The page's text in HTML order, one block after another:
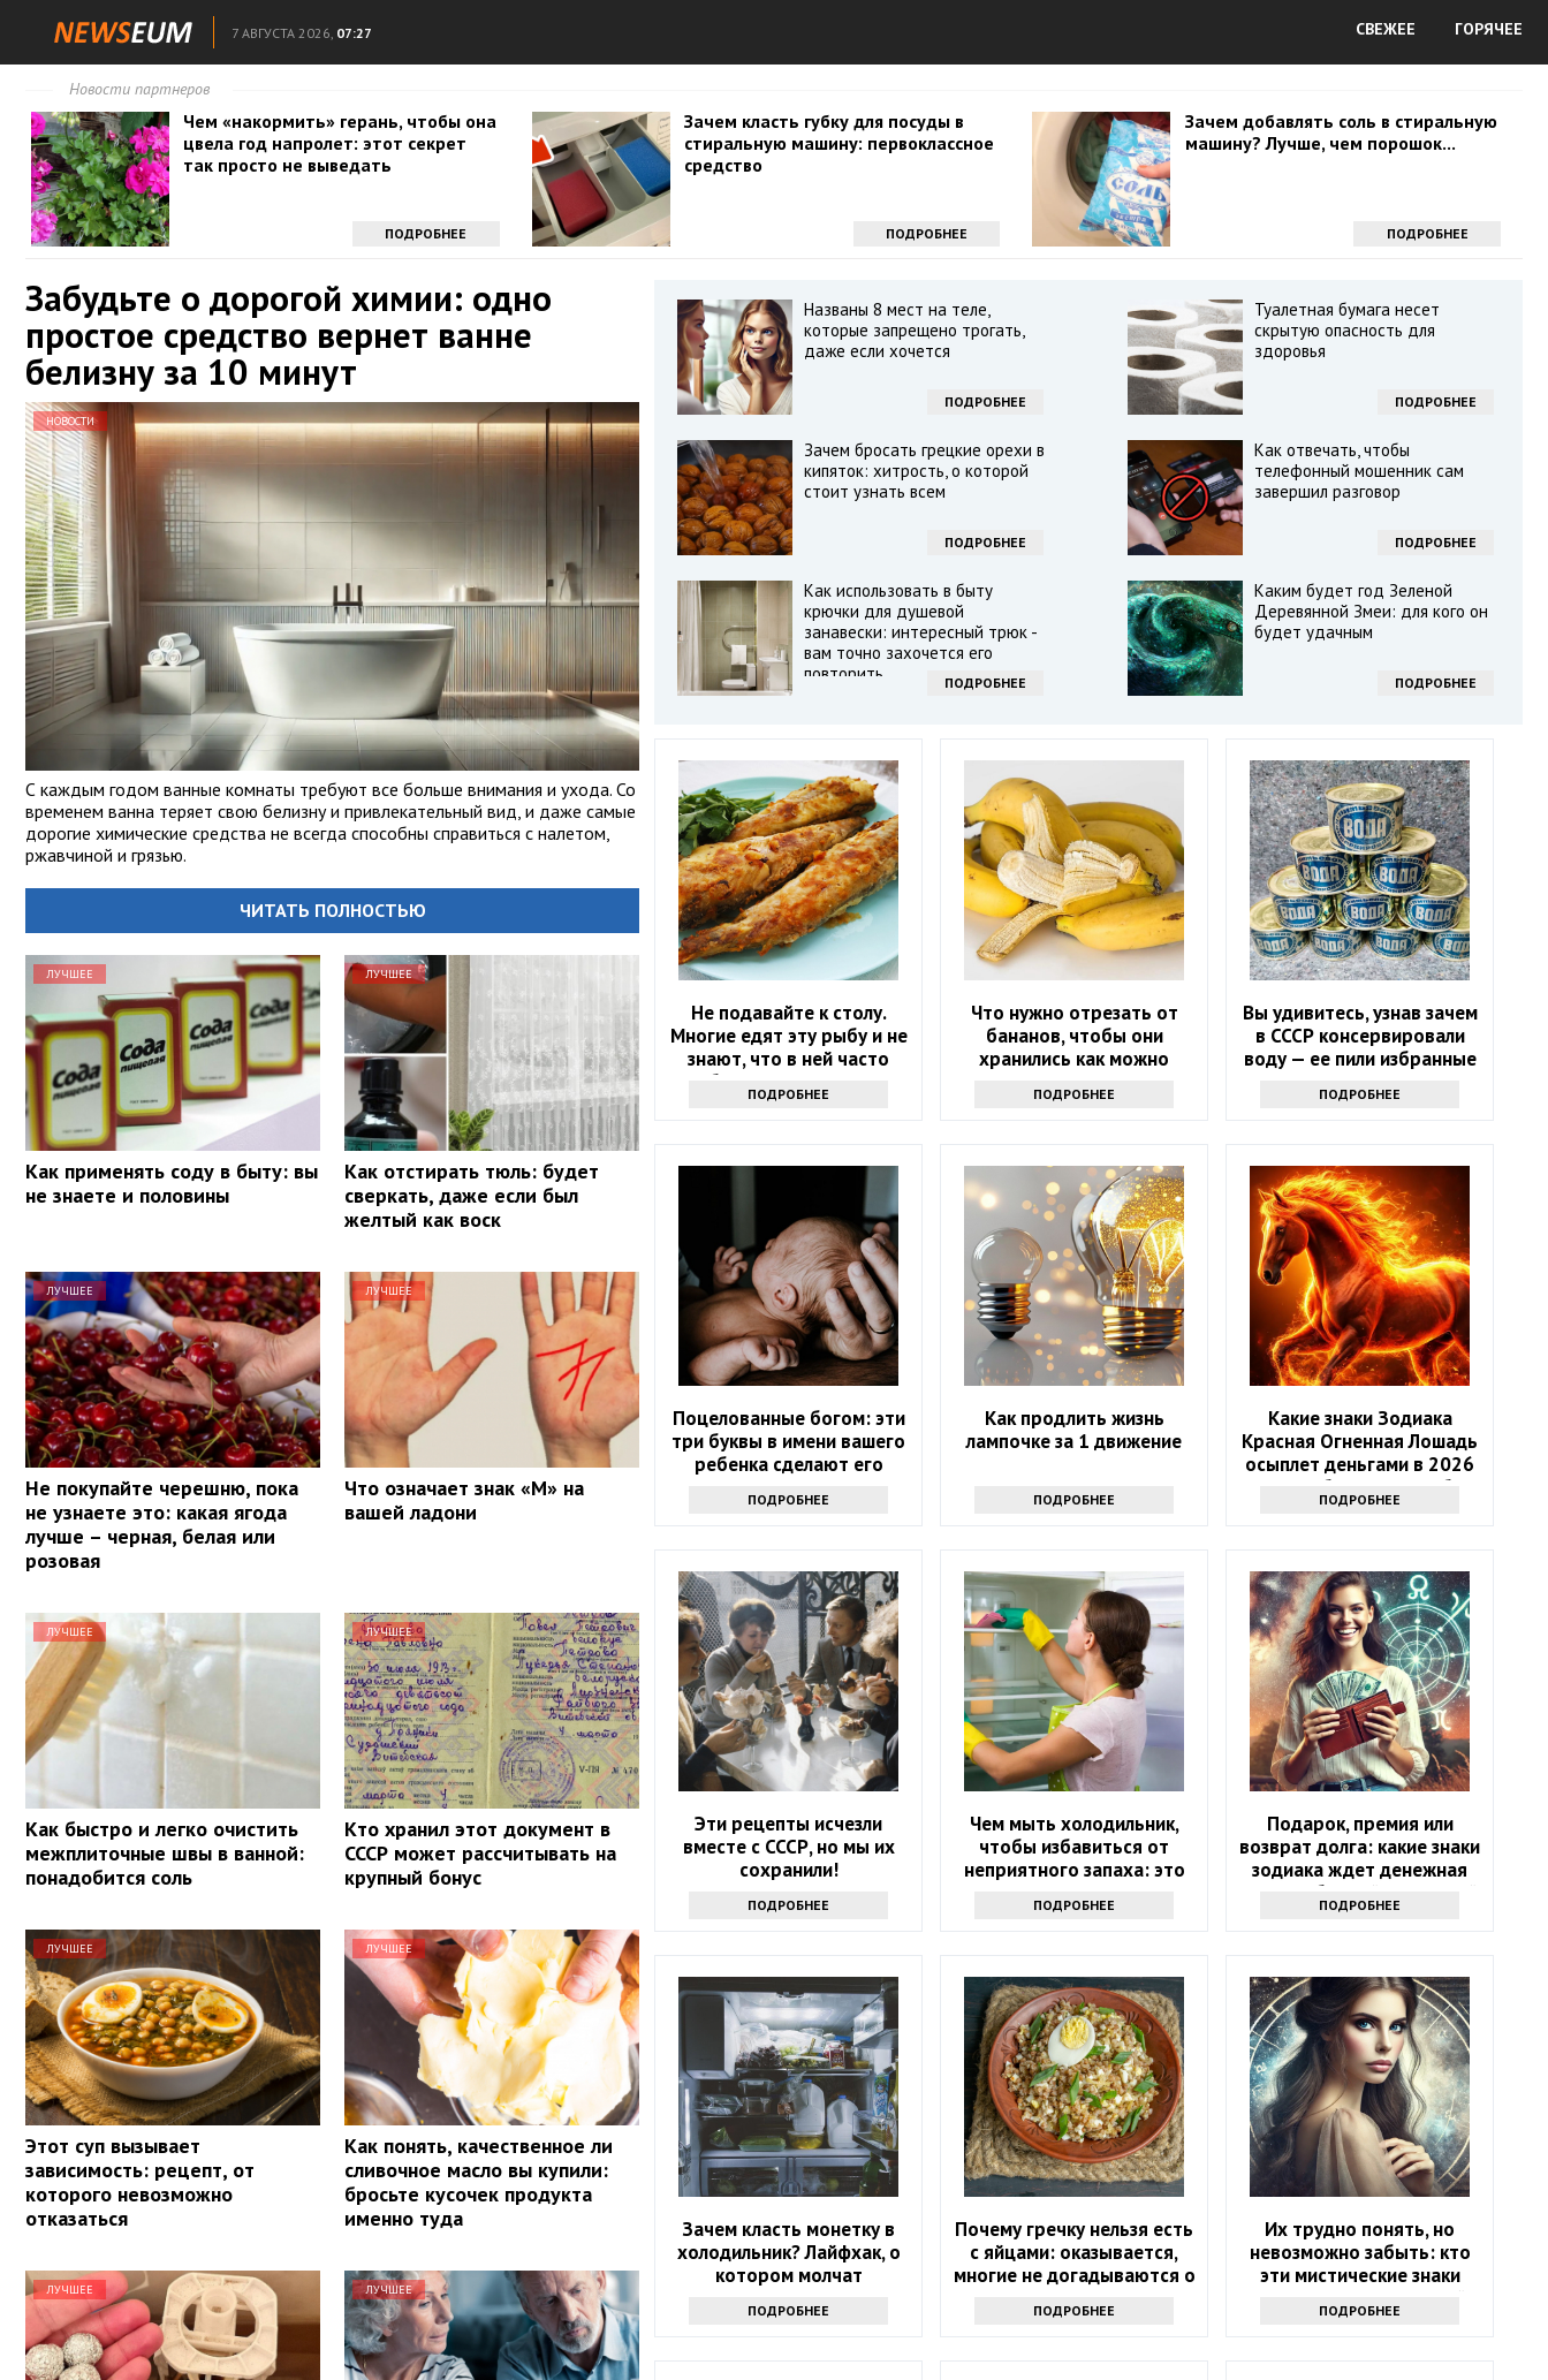
7 АВГУСТА 2026, 07:27 СВЕЖЕЕ ГОРЯЧЕЕ
Новости партнеров
Чем «накормить» герань, чтобы она
цвела год напролет: этот секрет
так просто не выведать
ПОДРОБНЕЕ
Зачем класть губку для посуды в
стиральную машину: первоклассное
средство
ПОДРОБНЕЕ
Зачем добавлять соль в стиральную
машину? Лучше, чем порошок...
ПОДРОБНЕЕ
Забудьте о дорогой химии: одно
простое средство вернет ванне
белизну за 10 минут
НОВОСТИ
С каждым годом ванные комнаты требуют все больше внимания и ухода. Со
временем ванна теряет свою белизну и привлекательный вид, и даже самые
дорогие химические средства не всегда способны справиться с налетом,
ржавчиной и грязью.
ЧИТАТЬ ПОЛНОСТЬЮ
ЛУЧШЕЕ
Как применять соду в быту: вы
не знаете и половины
ЛУЧШЕЕ
Как отстирать тюль: будет
сверкать, даже если был
желтый как воск
ЛУЧШЕЕ
Не покупайте черешню, пока
не узнаете это: какая ягода
лучше – черная, белая или
розовая
ЛУЧШЕЕ
Что означает знак «М» на
вашей ладони
ЛУЧШЕЕ
Как быстро и легко очистить
межплиточные швы в ванной:
понадобится соль
ЛУЧШЕЕ
Кто хранил этот документ в
СССР может рассчитывать на
крупный бонус
ЛУЧШЕЕ
Этот суп вызывает
зависимость: рецепт, от
которого невозможно
отказаться
ЛУЧШЕЕ
Как понять, качественное ли
сливочное масло вы купили:
бросьте кусочек продукта
именно туда
ЛУЧШЕЕ ЛУЧШЕЕ
Названы 8 мест на теле,
которые запрещено трогать,
даже если хочется
ПОДРОБНЕЕ
Туалетная бумага несет
скрытую опасность для
здоровья
ПОДРОБНЕЕ
Зачем бросать грецкие орехи в
кипяток: хитрость, о которой
стоит узнать всем
ПОДРОБНЕЕ
Как отвечать, чтобы
телефонный мошенник сам
завершил разговор
ПОДРОБНЕЕ
Как использовать в быту
крючки для душевой
занавески: интересный трюк -
вам точно захочется его
повторить
ПОДРОБНЕЕ
Каким будет год Зеленой
Деревянной Змеи: для кого он
будет удачным
ПОДРОБНЕЕ
Не подавайте к столу.
Многие едят эту рыбу и не
знают, что в ней часто
бывают паразиты
ПОДРОБНЕЕ
Что нужно отрезать от
бананов, чтобы они
хранились как можно
маленькая хитрость
ПОДРОБНЕЕ
Вы удивитесь, узнав зачем
в СССР консервировали
воду — ее пили избранные
ПОДРОБНЕЕ
Поцелованные богом: эти
три буквы в имени вашего
ребенка сделают его
ПОДРОБНЕЕ
Как продлить жизнь
лампочке за 1 движение
ПОДРОБНЕЕ
Какие знаки Зодиака
Красная Огненная Лошадь
осыплет деньгами в 2026
году: 4 баловня Судьбы
ПОДРОБНЕЕ
Эти рецепты исчезли
вместе с СССР, но мы их
сохранили!
ПОДРОБНЕЕ
Чем мыть холодильник,
чтобы избавиться от
неприятного запаха: это
ПОДРОБНЕЕ
Подарок, премия или
возврат долга: какие знаки
зодиака ждет денежная
удача в ближайшие 5 дней
ПОДРОБНЕЕ
Зачем класть монетку в
холодильник? Лайфхак, о
котором молчат
ПОДРОБНЕЕ
Почему гречку нельзя есть
с яйцами: оказывается,
многие не догадываются о
ПОДРОБНЕЕ
Их трудно понять, но
невозможно забыть: кто
эти мистические знаки
зодиака — хранители тайн
ПОДРОБНЕЕ